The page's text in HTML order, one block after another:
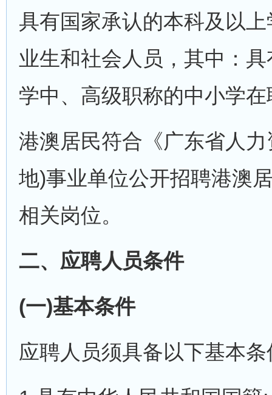
具有国家承认的本科及以
业生和社会人员，其中：
学中、高级职称的中小学
港澳居民符合《广东省人
地)事业单位公开招聘港澳
相关岗位。
二、应聘人员条件
(一)基本条件
应聘人员须具备以下基本条